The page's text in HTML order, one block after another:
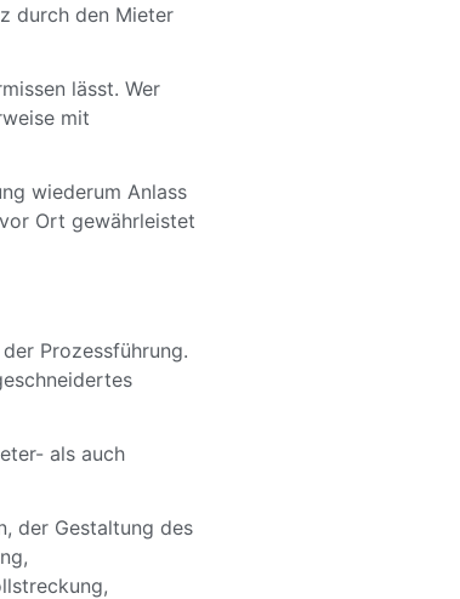
durch den Mieter
lässt. Wer
mit
wiederum Anlass
Ort gewährleistet
Prozessführung.
als auch
der Gestaltung des